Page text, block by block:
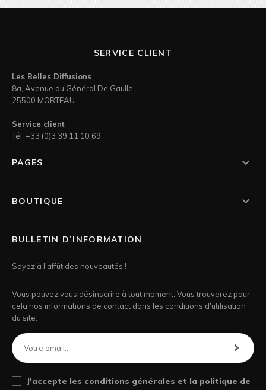
SERVICE CLIENT
Les Belles Diffusions
8a, Avenue du Général De Gaulle
25500 MORTEAU
-
Service client
Tél. +33 (0)3 39 11 10 69
PAGES 
BOUTIQUE 
BULLETIN D’INFORMATION
Soyez à l'affût des nouveautés !
Vous pouvez vous désinscrire à tout moment. Vous trouverez pour
cela nos informations de contact dans les conditions d'utilisation
du site.
J'accepte les conditions générales et la politique de